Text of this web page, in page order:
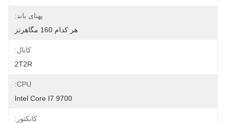
پهنای باند:
هر کدام 160 مگاهرتز
کانال:
2T2R
CPU:
Intel Core I7 9700
کانکتور: